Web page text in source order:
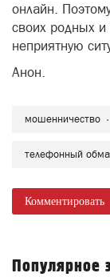
онлайн.
своих родных
неприятную
Анон.
мошенничество
телефонный
Комментировать
Популярное